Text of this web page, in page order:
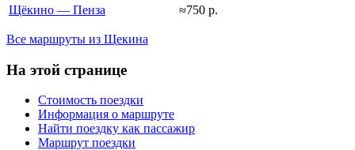
Щёкино — Пенза
≈750 р.
Все маршруты из Щекина
На этой странице
Стоимость поездки
Информация о маршруте
Найти поездку как пассажир
Маршрут поездки